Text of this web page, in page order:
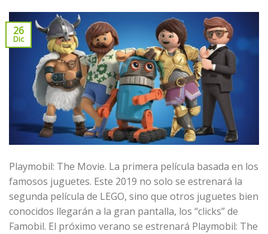
26
Dic
Playmobil: The Movie. La primera película basada en los
famosos juguetes. Este 2019 no solo se estrenará la
segunda película de LEGO, sino que otros juguetes bien
conocidos llegarán a la gran pantalla, los “clicks” de
Famobil. El próximo verano se estrenará Playmobil: The